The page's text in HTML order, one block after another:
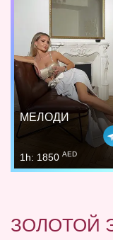
МЕЛОДИ
1h: 1850 AED
ЗОЛОТОЙ